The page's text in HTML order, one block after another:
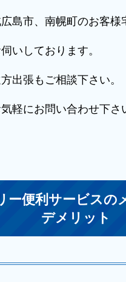
島市、南幌町のお客様
いしております。
出張もご相談下さい。
軽にお問い合わせ下さ
ー便利サービスの
デメリット